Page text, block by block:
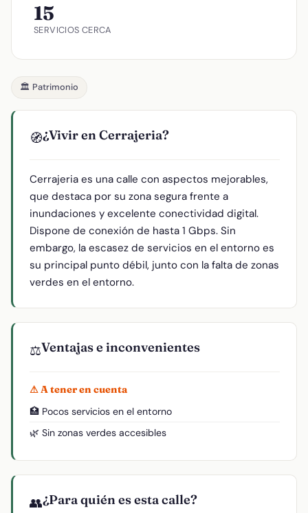
15
SERVICIOS CERCA
🏛️ Patrimonio
🧭¿Vivir en Cerrajeria?
Cerrajeria es una calle con aspectos mejorables,
que destaca por su zona segura frente a
inundaciones y excelente conectividad digital.
Dispone de conexión de hasta 1 Gbps. Sin
embargo, la escasez de servicios en el entorno es
su principal punto débil, junto con la falta de zonas
verdes en el entorno.
⚖️Ventajas e inconvenientes
⚠ A tener en cuenta
🏥 Pocos servicios en el entorno
🌿 Sin zonas verdes accesibles
👥¿Para quién es esta calle?